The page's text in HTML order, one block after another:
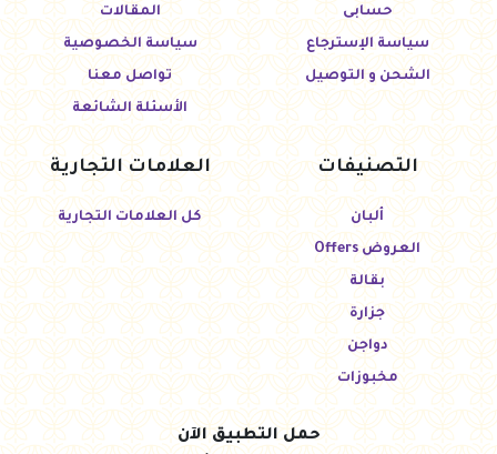
حسابى
سياسة الإسترجاع
الشحن و التوصيل
المقالات
سياسة الخصوصية
تواصل معنا
الأسئلة الشائعة
التصنيفات
ألبان
العروض Offers
بقالة
جزارة
دواجن
مخبوزات
العلامات التجارية
كل العلامات التجارية
حمل التطبيق الآن